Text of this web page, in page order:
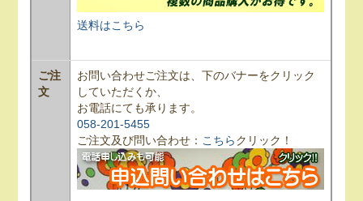
送料はこちら
ご注
文
お問い合わせご注文は、下のバナーをクリック
していただくか、
お電話にても承ります。
058-201-5455
ご注文及び問い合わせ： こちらクリック！